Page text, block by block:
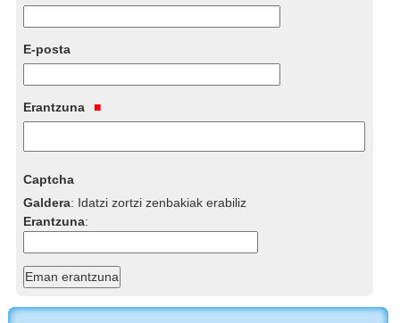
E-posta
Erantzuna
Captcha
Galdera: Idatzi zortzi zenbakiak erabiliz
Erantzuna: